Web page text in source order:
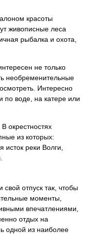
красоты
живописные леса
рыбалка и охота,
не только
необременительные
Интересно
по воде, на катере или
окрестностях
из которых:
исток реки Волги,
свой отпуск так, чтобы
моменты,
впечатлениями,
отдых на
одной из наиболее